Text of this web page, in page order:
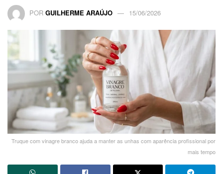
POR GUILHERME ARAÚJO 15/06/2026
Truque com vinagre branco ajuda a manter as unhas com aparência profissional por
mais tempo